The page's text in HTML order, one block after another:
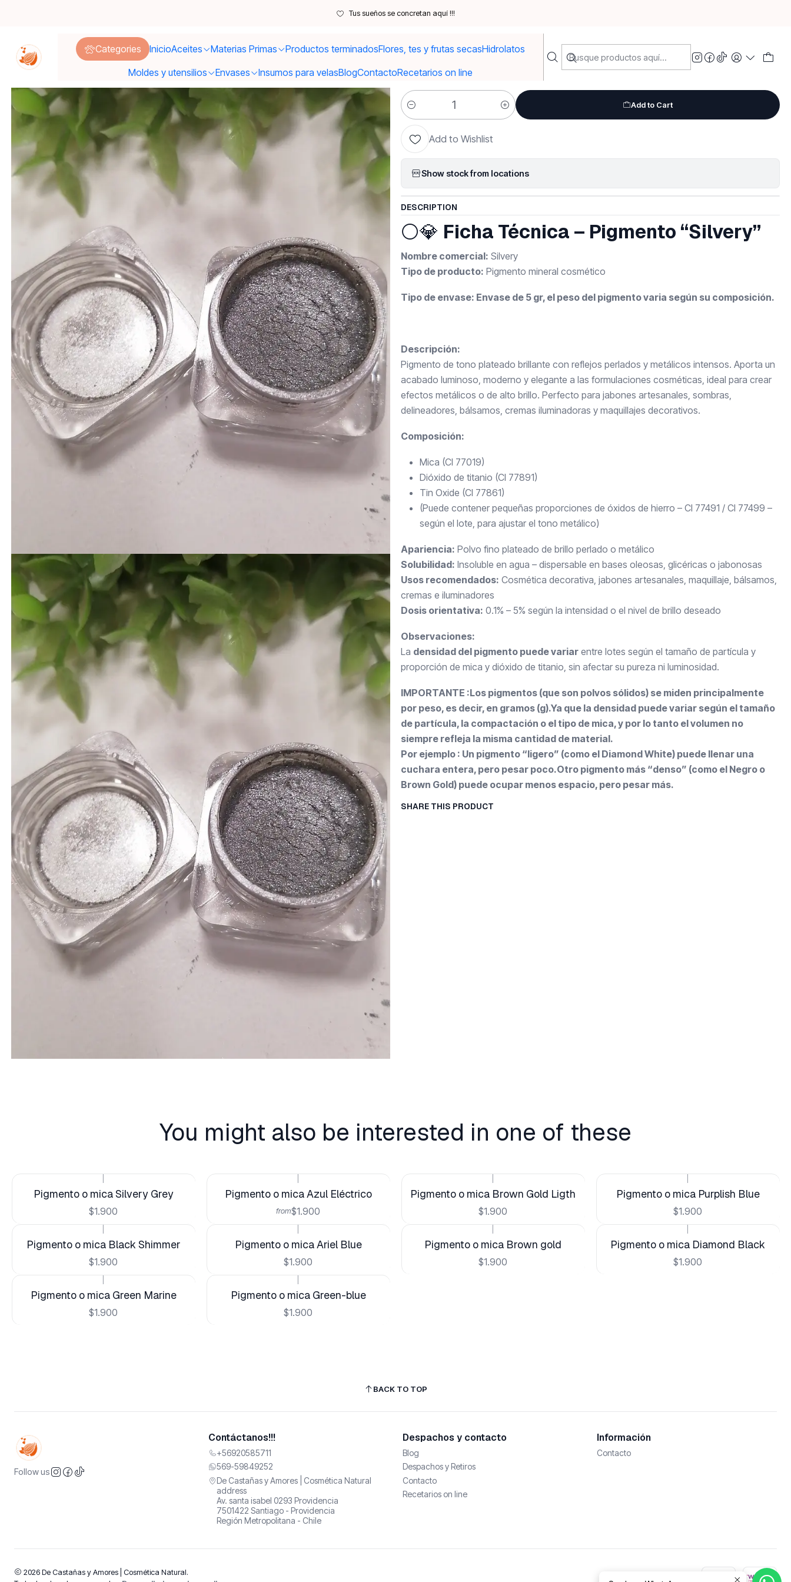
Categories InicioAceites Materias Primas Productos terminadosFlores, tes y frutas secasHidrolatos
Moldes y utensilios
Envases Insumos para velasBlogContactoRecetarios on line
Tus sueños se concretan aquí !!!
Colorantes y Pigmentos Pigmentos Naturales
|
Pigmento o mica Silvery
Quantity
Add to Cart
Add to Wishlist
Show stock from locations
DESCRIPTION
⚪💎 Ficha Técnica – Pigmento “Silvery”
Nombre comercial: Silvery
Tipo de producto: Pigmento mineral cosmético
Tipo de envase: Envase de 5 gr, el peso del pigmento varia según su composición.
Descripción:
Pigmento de tono plateado brillante con reflejos perlados y metálicos intensos. Aporta un
acabado luminoso, moderno y elegante a las formulaciones cosméticas, ideal para crear
efectos metálicos o de alto brillo. Perfecto para jabones artesanales, sombras,
delineadores, bálsamos, cremas iluminadoras y maquillajes decorativos.
Composición:
Mica (CI 77019)
Dióxido de titanio (CI 77891)
Tin Oxide (CI 77861)
(Puede contener pequeñas proporciones de óxidos de hierro – CI 77491 / CI 77499 –
según el lote, para ajustar el tono metálico)
Apariencia: Polvo fino plateado de brillo perlado o metálico
Solubilidad: Insoluble en agua – dispersable en bases oleosas, glicéricas o jabonosas
Usos recomendados: Cosmética decorativa, jabones artesanales, maquillaje, bálsamos,
cremas e iluminadores
Dosis orientativa: 0.1% – 5% según la intensidad o el nivel de brillo deseado
Observaciones:
La densidad del pigmento puede variar entre lotes según el tamaño de partícula y
proporción de mica y dióxido de titanio, sin afectar su pureza ni luminosidad.
IMPORTANTE :Los pigmentos (que son polvos sólidos) se miden principalmente
por peso, es decir, en gramos (g).Ya que la densidad puede variar según el tamaño
de partícula, la compactación o el tipo de mica, y por lo tanto el volumen no
siempre refleja la misma cantidad de material.
Por ejemplo : Un pigmento “ligero” (como el Diamond White) puede llenar una
cuchara entera, pero pesar poco.Otro pigmento más “denso” (como el Negro o
Brown Gold) puede ocupar menos espacio, pero pesar más.
SHARE THIS PRODUCT
You might also be interested in one of these
Pigmento o mica Silvery Grey
$1.900
Pigmento o mica Azul Eléctrico
from$1.900
Pigmento o mica Brown Gold Ligth
$1.900
Pigmento o mica Purplish Blue
$1.900
Pigmento o mica Black Shimmer
$1.900
Pigmento o mica Ariel Blue
$1.900
Pigmento o mica Brown gold
$1.900
Pigmento o mica Diamond Black
$1.900
Pigmento o mica Green Marine
$1.900
Pigmento o mica Green-blue
$1.900
BACK TO TOP
Follow us
Contáctanos!!!
+56920585711
569-59849252
De Castañas y Amores | Cosmética Natural
address
Av. santa isabel 0293 Providencia
7501422 Santiago - Providencia
Región Metropolitana - Chile
Despachos y contacto
Blog
Despachos y Retiros
Contacto
Recetarios on line
Información
Contacto
2026 De Castañas y Amores | Cosmética Natural.